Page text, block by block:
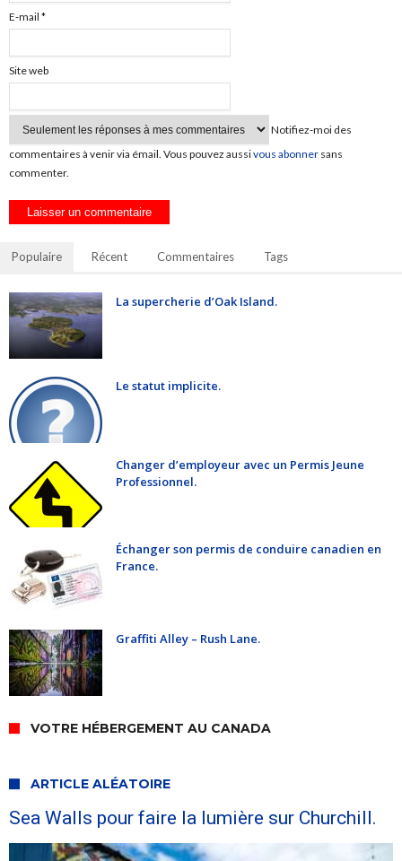
E-mail *
Site web
Notifiez-moi des
commentaires à venir via émail. Vous pouvez aussivous abonner sans
commenter.
Populaire Récent Commentaires Tags
La supercherie d’Oak Island.
Le statut implicite.
Changer d’employeur avec un Permis Jeune
Professionnel.
Échanger son permis de conduire canadien en
France.
Graffiti Alley – Rush Lane.
VOTRE HÉBERGEMENT AU CANADA
ARTICLE ALÉATOIRE
Sea Walls pour faire la lumière sur Churchill.